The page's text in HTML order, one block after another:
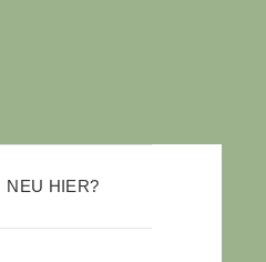
NEU HIER?